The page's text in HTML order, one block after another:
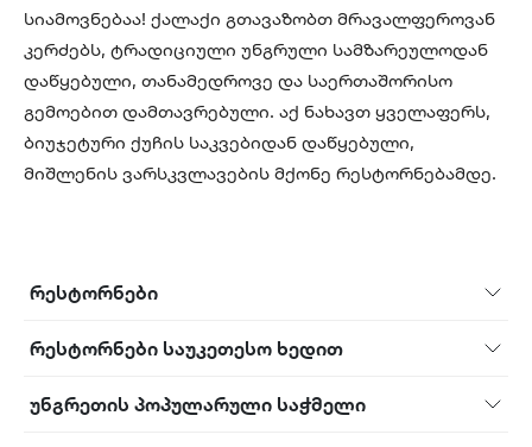
სიამოვნებაა! ქალაქი გთავაზობთ მრავალფეროვან
კერძებს, ტრადიციული უნგრული სამზარეულოდან
დაწყებული, თანამედროვე და საერთაშორისო
გემოებით დამთავრებული. აქ ნახავთ ყველაფერს,
ბიუჯეტური ქუჩის საკვებიდან დაწყებული,
მიშლენის ვარსკვლავების მქონე რესტორნებამდე.
რესტორნები
რესტორნები საუკეთესო ხედით
უნგრეთის პოპულარული საჭმელი